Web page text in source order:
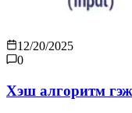
12/20/2025
0
Хэш алгоритм